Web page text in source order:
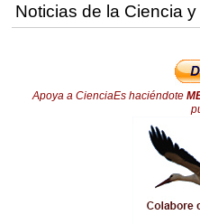
Noticias de la Ciencia
Apoya a CienciaEs haciéndote